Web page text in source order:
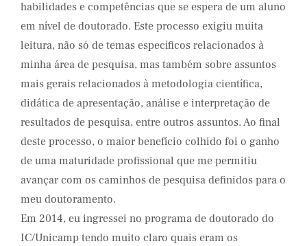
habilidades e competências que se espera de um aluno
em nível de doutorado. Este processo exigiu muita
leitura, não só de temas específicos relacionados à
minha área de pesquisa, mas também sobre assuntos
mais gerais relacionados à metodologia científica,
didática de apresentação, análise e interpretação de
resultados de pesquisa, entre outros assuntos. Ao final
deste processo, o maior benefício colhido foi o ganho
de uma maturidade profissional que me permitiu
avançar com os caminhos de pesquisa definidos para o
meu doutoramento.
Em 2014, eu ingressei no programa de doutorado do
IC/Unicamp tendo muito claro quais eram os